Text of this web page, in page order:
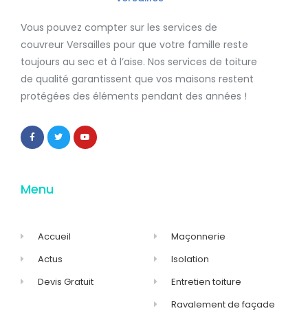
Vous pouvez compter sur les services de
couvreur Versailles pour que votre famille reste
toujours au sec et à l’aise. Nos services de toiture
de qualité garantissent que vos maisons restent
protégées des éléments pendant des années !
Menu
Accueil
Actus
Devis Gratuit
Maçonnerie
Isolation
Entretien toiture
Ravalement de façade